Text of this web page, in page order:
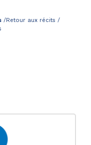
/Retour aux récits /